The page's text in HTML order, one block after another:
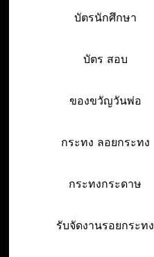
บัตรนักศึกษา
บัตร สอบ
ของขวัญวันพ่อ
กระทง ลอยกระทง
กระทงกระดาษ
รับจัดงานรอยกระทง